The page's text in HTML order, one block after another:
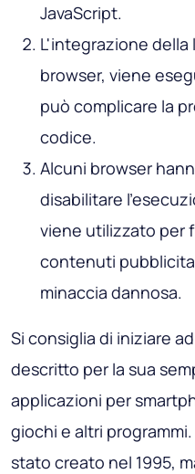
JavaScript.
L'integrazione della
browser, viene
può complicare la
codice.
Alcuni browser
disabilitare
viene utilizzato per
contenuti
minaccia dannosa.
Si consiglia di iniziare
descritto per la sua
applicazioni per
giochi e altri
stato creato nel 1995,